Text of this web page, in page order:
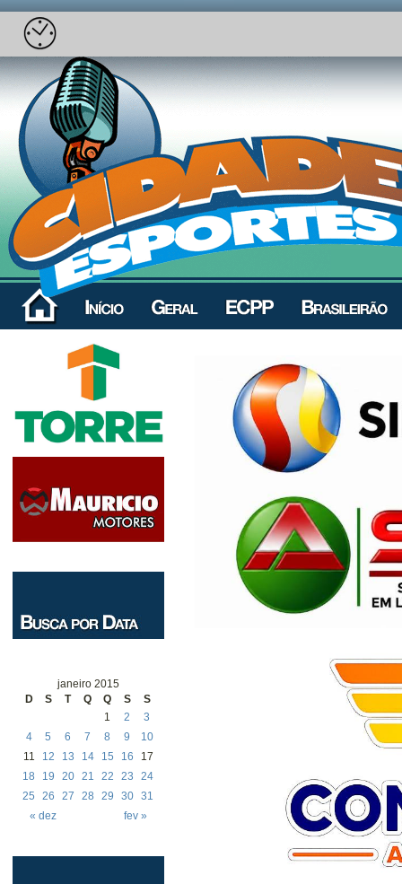
janeiro 2015
D
S T Q Q S S
« dez fev »
1 2
3
4
5 6 7 8 9
10
11
12 13 14 15 16
17
18
19 20 21 22 23
24
25
26 27 28 29 30 31